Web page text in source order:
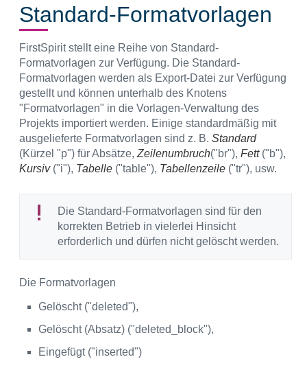
Standard-Formatvorlagen
FirstSpirit stellt eine Reihe von Standard-
Formatvorlagen zur Verfügung. Die Standard-
Formatvorlagen werden als Export-Datei zur Verfügung
gestellt und können unterhalb des Knotens
"Formatvorlagen" in die Vorlagen-Verwaltung des
Projekts importiert werden. Einige standardmäßig mit
ausgelieferte Formatvorlagen sind z. B. Standard
(Kürzel "p") für Absätze, Zeilenumbruch("br"), Fett("b"),
Kursiv("i"), Tabelle ("table"), Tabellenzeile ("tr"), usw.
Die Standard-Formatvorlagen sind für den
korrekten Betrieb in vielerlei Hinsicht
erforderlich und dürfen nicht gelöscht werden.
Die Formatvorlagen
Gelöscht ("deleted"),
Gelöscht (Absatz) ("deleted_block"),
Eingefügt ("inserted")